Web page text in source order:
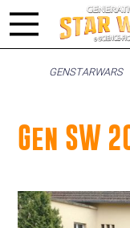
GENSTARWARS
Gen SW